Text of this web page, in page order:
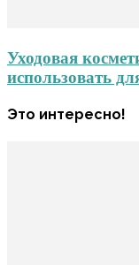
Уходовая
использовать
Это интересно!